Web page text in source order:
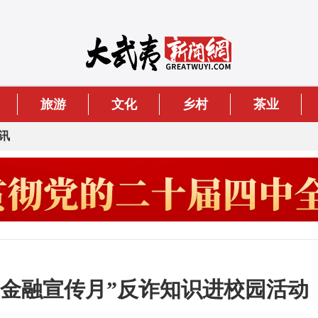
旅游 文化 乡村 茶业
融宣传月”反诈知识进校园活动